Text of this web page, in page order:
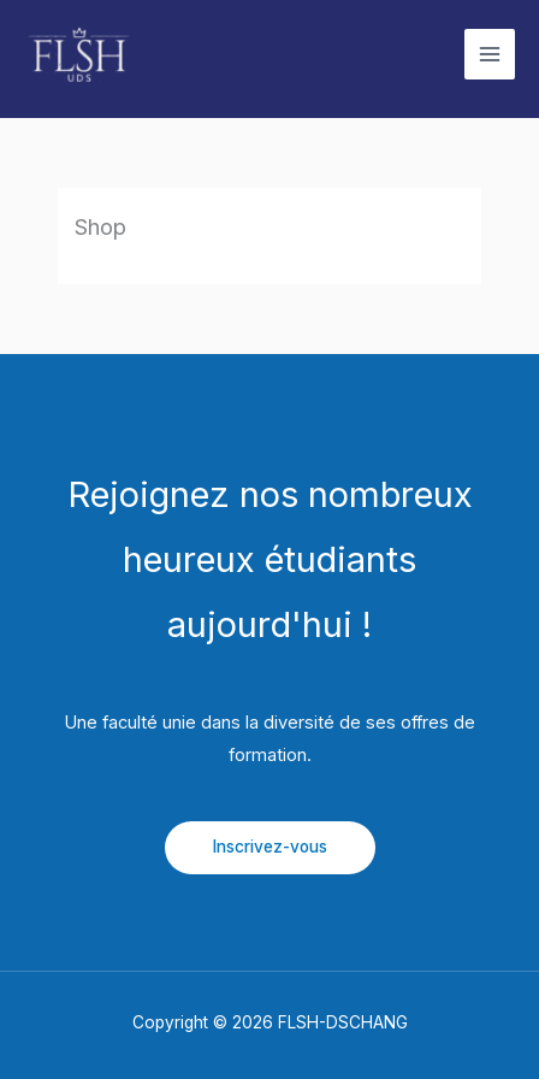
contenu
Shop
Rejoignez nos nombreux
heureux étudiants
aujourd'hui !
Une faculté unie dans la diversité de ses offres de
formation.​
Inscrivez-vous
Copyright © 2026 FLSH-DSCHANG